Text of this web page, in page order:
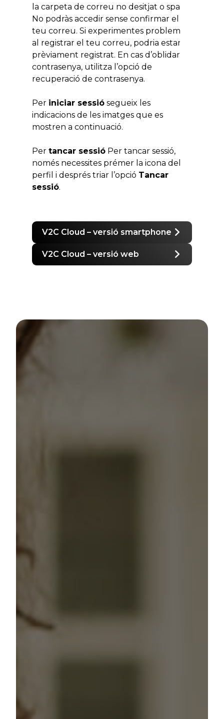
la carpeta de correu no desitjat o spam.
No podràs accedir sense confirmar el
teu correu. Si experimentes problemes
al registrar el teu correu, podria estar
prèviament registrat. En cas d’oblidar la
contrasenya, utilitza l’opció de
recuperació de contrasenya.
Per iniciar sessió segueix les
indicacions de les imatges que es
mostren a continuació.
Per tancar sessió Per tancar sessió,
només necessites prémer la icona del
perfil i després triar l’opció Tancar
sessió.
V2C Cloud – versió smartphone
V2C Cloud – versió web